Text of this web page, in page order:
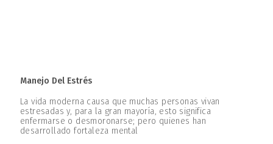
Manejo Del Estrés
La vida moderna causa que muchas personas vivan
estresadas y, para la gran mayoría, esto significa
enfermarse o desmoronarse; pero quienes han
desarrollado fortaleza mental